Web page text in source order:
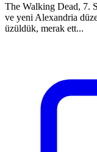
The Walking Dead, 7.
ve yeni Alexandria
üzüldük, merak ett...